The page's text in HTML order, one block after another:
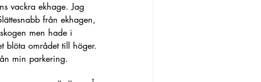
Promenad södra Älekulla
vackra ekhage. Jag
från ekhagen,
men hade i
blöta området till höger.
min parkering.